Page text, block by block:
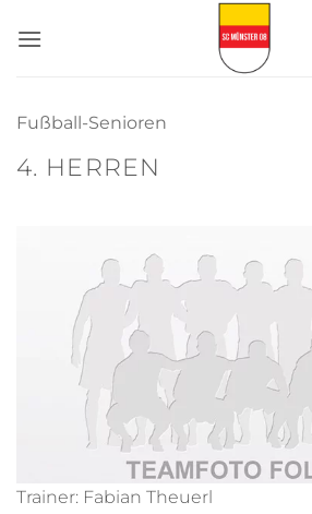
Inhalt
Fußball-Senioren
4. HERREN
Trainer: Fabian Theuerl